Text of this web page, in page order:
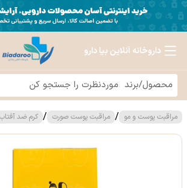
داروخانه آنلاین بیا دارو
مراقبت پوست و مو / مراقبت پوست صورت / کرم ضد آفتاب